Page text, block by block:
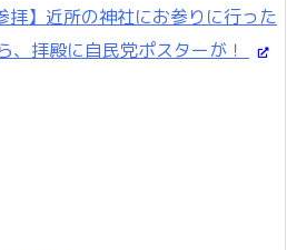
拝】近所の神社にお参りに行った
、拝殿に自民党ポスターが！